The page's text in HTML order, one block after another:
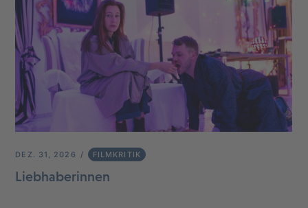
DEZ. 31, 2026 FILMKRITIK
Liebhaberinnen